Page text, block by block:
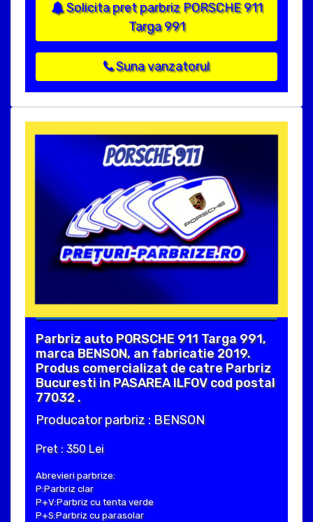
Solicita pret parbriz PORSCHE 911
Targa 991
Suna vanzatorul
Parbriz auto PORSCHE 911 Targa 991,
marca BENSON, an fabricatie 2019.
Produs comercializat de catre Parbriz
Bucuresti in PASAREA ILFOV cod postal
77032 .
Producator parbriz : BENSON
Pret : 350 Lei
Abrevieri parbrize:
P:Parbriz clar
P+V:Parbriz cu tenta verde
P+S:Parbriz cu parasolar